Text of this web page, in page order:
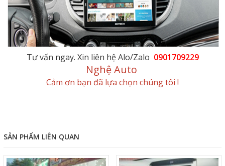
Tư vấn ngay. Xin liên hệ Alo/Zalo 0901709229
Nghệ Auto
Cảm ơn bạn đã lựa chọn chúng tôi !
SẢN PHẨM LIÊN QUAN